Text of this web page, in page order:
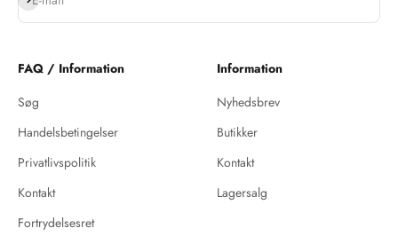
FAQ / Information
Søg
Handelsbetingelser
Privatlivspolitik
Kontakt
Fortrydelsesret
Information
Nyhedsbrev
Butikker
Kontakt
Lagersalg